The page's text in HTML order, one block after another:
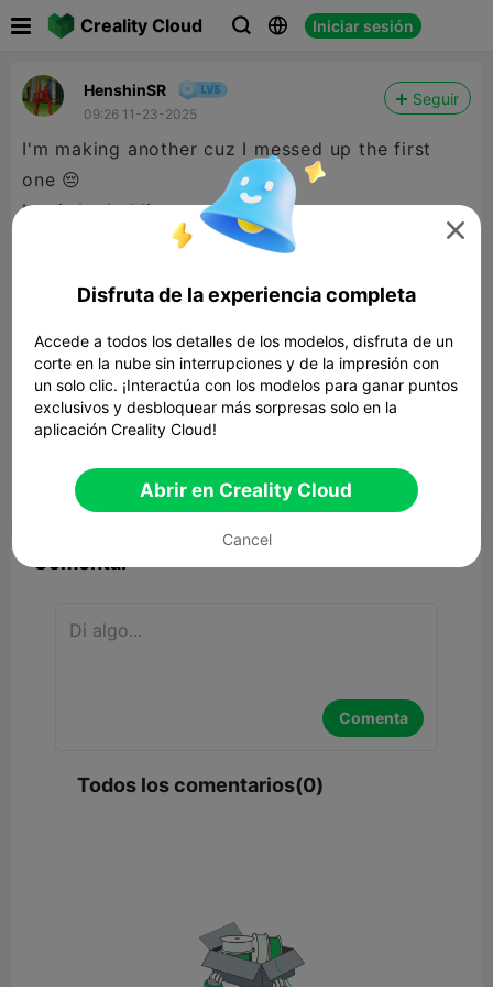
Creality Cloud   Iniciar sesión
HenshinSR
09:26 11-23-2025
Seguir
I'm making another cuz I messed up the first
one 😔
but it be holding stuff 😀
Added another since I can stack em
stackable boxes
34.78MB Modelo 3D relacionado
Reporte 7 
Comentar
Comenta
Todos los comentarios(0)

Disfruta de la experiencia completa
Accede a todos los detalles de los modelos, disfruta de un
corte en la nube sin interrupciones y de la impresión con
un solo clic. ¡Interactúa con los modelos para ganar puntos
exclusivos y desbloquear más sorpresas solo en la
aplicación Creality Cloud!
Abrir en Creality Cloud
Cancel